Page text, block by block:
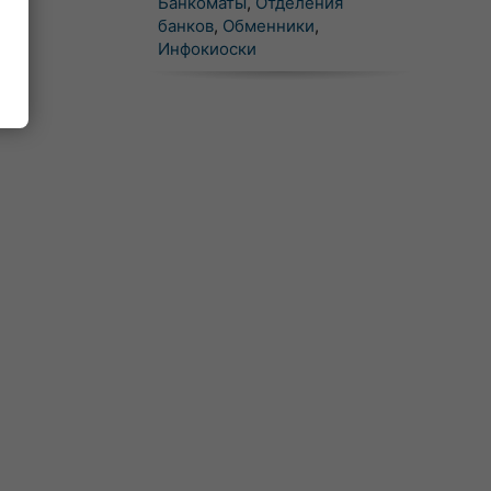
банков, Обменники,
Инфокиоски